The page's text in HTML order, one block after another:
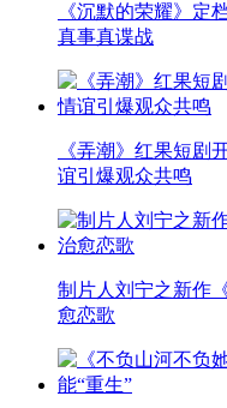
《沉默的荣耀》定
真事真谍战
《弄潮》红果短剧
谊引爆观众共鸣
制片人刘宁之新作
愈恋歌